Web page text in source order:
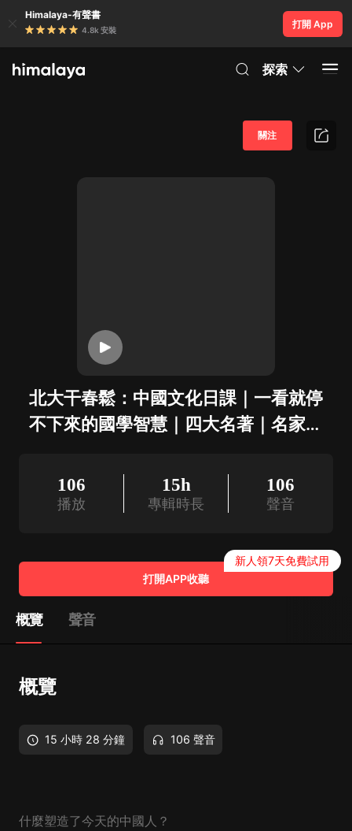
Himalaya-有聲書
4.8k 安裝
打開 App
探索
北大干春鬆：中國文化日課｜一看就停
不下來的國學智慧｜四大名著｜名家講
關注
106
播放
15h
專輯時長
106
聲音
打開APP收聽
新人領7天免費試用
概覽 聲音
概覽
15 小時 28 分鐘 106 聲音
什麼塑造了今天的中國人？